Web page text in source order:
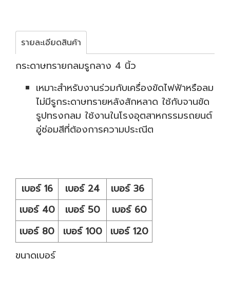
รายละเอียดสินค้า
กระดาษทรายกลมรูกลาง 4 นิ้ว
เหมาะสำหรับงานร่วมกับเครื่องขัดไฟฟ้าหรือลม
ไม่มีรูกระดาษทรายหลังสักหลาด ใช้กับจานขัด
รูปทรงกลม ใช้งานในโรงอุตสาหกรรมรถยนต์
อู่ซ่อมสีที่ต้องการความประณีต
ขนาดเบอร์
เบอร์ 16 เบอร์ 24
เบอร์ 36
เบอร์ 40
เบอร์ 50
เบอร์ 60
เบอร์ 80
เบอร์ 100 เบอร์ 120